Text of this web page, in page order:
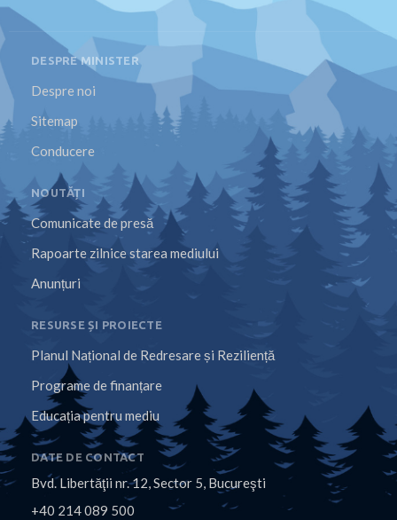
DESPRE MINISTER
Despre noi
Sitemap
Conducere
NOUTĂȚI
Comunicate de presă
Rapoarte zilnice starea mediului
Anunțuri
RESURSE ȘI PROIECTE
Planul Național de Redresare și Reziliență
Programe de finanțare
Educația pentru mediu
DATE DE CONTACT
Bvd. Libertăţii nr. 12, Sector 5, Bucureşti
+40 214 089 500